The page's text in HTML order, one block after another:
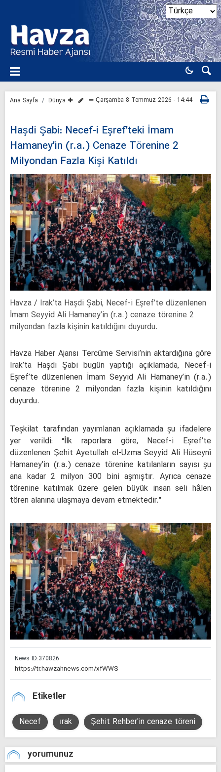
Ana Sayfa Dünya Çarşamba 8 Temmuz 2026 - 14:44
Haşdi Şabi: Necef-i Eşref’teki İmam
Hamaney’in (r.a.) Cenaze Törenine 2
Milyondan Fazla Kişi Katıldı
Havza / Irak’ta Haşdi Şabi, Necef-i Eşref’te düzenlenen
İmam Seyyid Ali Hamaney’in (r.a.) cenaze törenine 2
milyondan fazla kişinin katıldığını duyurdu.
Havza Haber Ajansı Tercüme Servisi’nin aktardığına göre
Irak’ta Haşdi Şabi bugün yaptığı açıklamada, Necef-i
Eşref’te düzenlenen İmam Seyyid Ali Hamaney’in (r.a.)
cenaze törenine 2 milyondan fazla kişinin katıldığını
duyurdu.
Teşkilat tarafından yayımlanan açıklamada şu ifadelere
yer verildi: “İlk raporlara göre, Necef-i Eşref’te
düzenlenen Şehit Ayetullah el-Uzma Seyyid Ali Hüseynî
Hamaney’in (r.a.) cenaze törenine katılanların sayısı şu
ana kadar 2 milyon 300 bini aşmıştır. Ayrıca cenaze
törenine katılmak üzere gelen büyük insan seli hâlen
tören alanına ulaşmaya devam etmektedir.”
News ID:370826
Etiketler
Necef ırak Şehit Rehber'in cenaze töreni
yorumunuz